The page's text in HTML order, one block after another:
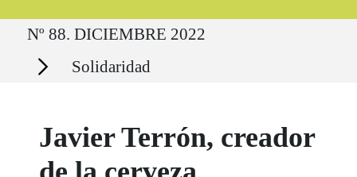
Ruta del sitio
Nº 88. DICIEMBRE 2022
Secciones Solidaridad
Javier Terrón, creador